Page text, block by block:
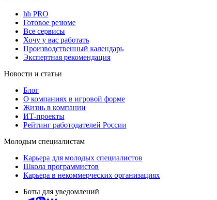
hh PRO
Готовое резюме
Все сервисы
Хочу у вас работать
Производственный календарь
Экспертная рекомендация
Новости и статьи
Блог
О компаниях в игровой форме
Жизнь в компании
ИТ-проекты
Рейтинг работодателей России
Молодым специалистам
Карьера для молодых специалистов
Школа программистов
Карьера в некоммерческих организациях
Боты для уведомлений